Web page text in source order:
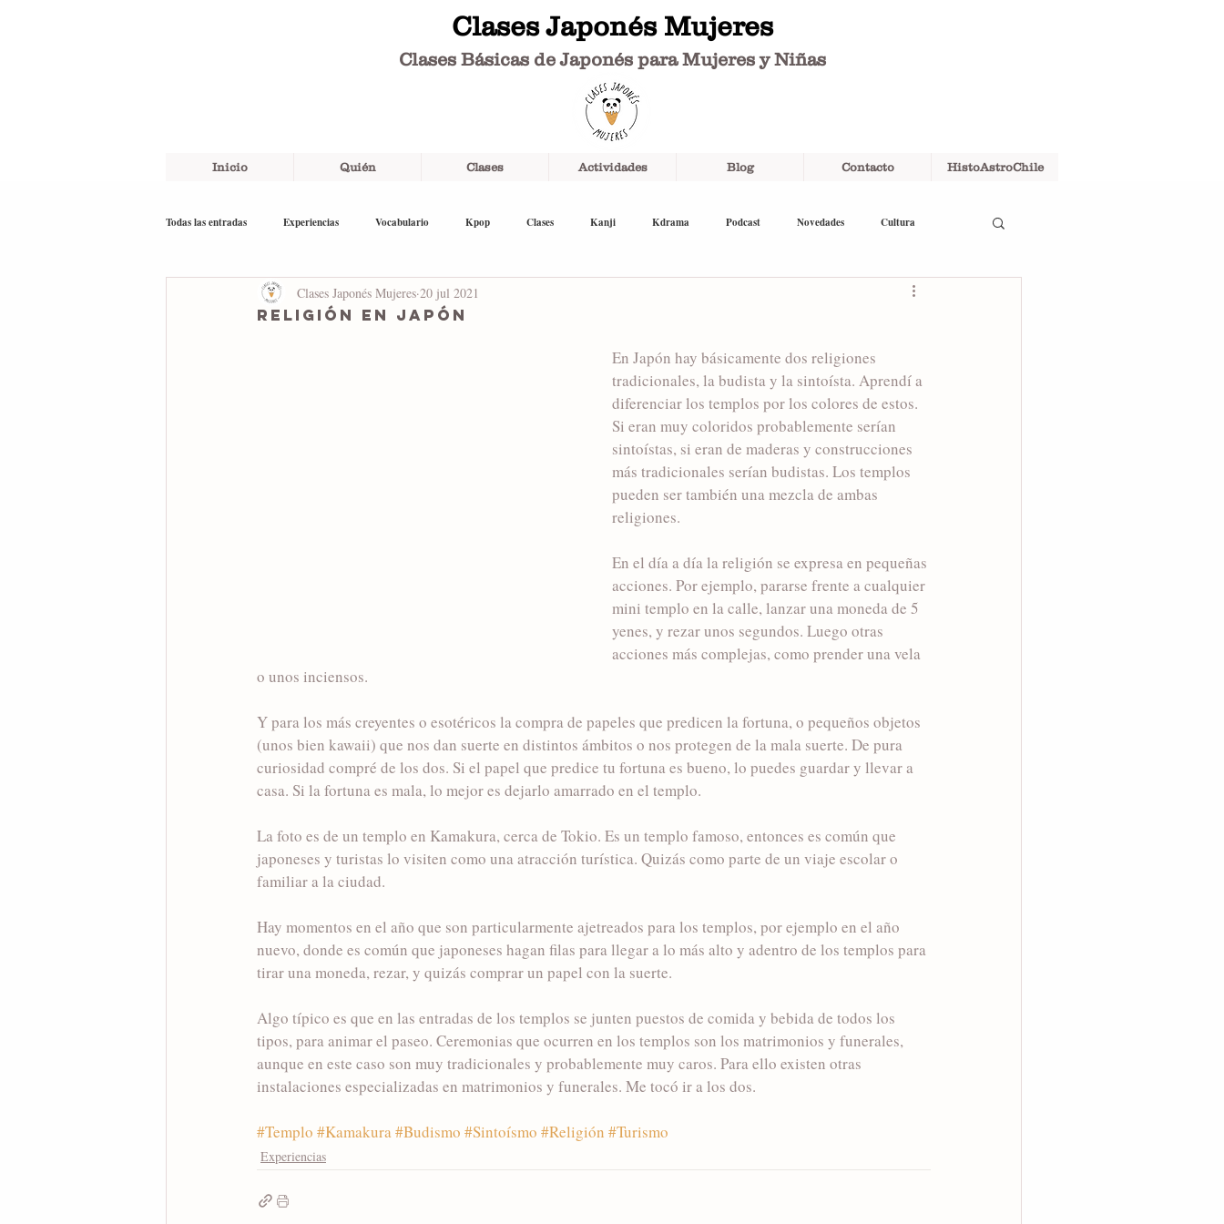
Clases Japonés Mujeres
Clases Básicas de Japonés para Mujeres y Niñas
Inicio Quién Clases Actividades Blog Contacto HistoAstroChile
Todas las entradas Experiencias Vocabulario Kpop Clases Kanji Kdrama Podcast Novedades Cultura
English
Religión en Japón
Clases Japonés Mujeres 20 jul 2021
En Japón hay básicamente dos religiones
tradicionales, la budista y la sintoísta. Aprendí a
diferenciar los templos por los colores de estos.
Si eran muy coloridos probablemente serían
sintoístas, si eran de maderas y construcciones
más tradicionales serían budistas. Los templos
pueden ser también una mezcla de ambas
religiones.
En el día a día la religión se expresa en pequeñas
acciones. Por ejemplo, pararse frente a cualquier
mini templo en la calle, lanzar una moneda de 5
yenes, y rezar unos segundos. Luego otras
acciones más complejas, como prender una vela
o unos inciensos.
Y para los más creyentes o esotéricos la compra de papeles que predicen la fortuna, o pequeños objetos
(unos bien kawaii) que nos dan suerte en distintos ámbitos o nos protegen de la mala suerte. De pura
curiosidad compré de los dos. Si el papel que predice tu fortuna es bueno, lo puedes guardar y llevar a
casa. Si la fortuna es mala, lo mejor es dejarlo amarrado en el templo.
La foto es de un templo en Kamakura, cerca de Tokio. Es un templo famoso, entonces es común que
japoneses y turistas lo visiten como una atracción turística. Quizás como parte de un viaje escolar o
familiar a la ciudad.
Hay momentos en el año que son particularmente ajetreados para los templos, por ejemplo en el año
nuevo, donde es común que japoneses hagan filas para llegar a lo más alto y adentro de los templos para
tirar una moneda, rezar, y quizás comprar un papel con la suerte.
Algo típico es que en las entradas de los templos se junten puestos de comida y bebida de todos los
tipos, para animar el paseo. Ceremonias que ocurren en los templos son los matrimonios y funerales,
aunque en este caso son muy tradicionales y probablemente muy caros. Para ello existen otras
instalaciones especializadas en matrimonios y funerales. Me tocó ir a los dos.
#Templo #Kamakura#Budismo #Sintoísmo #Religión #Turismo
Experiencias